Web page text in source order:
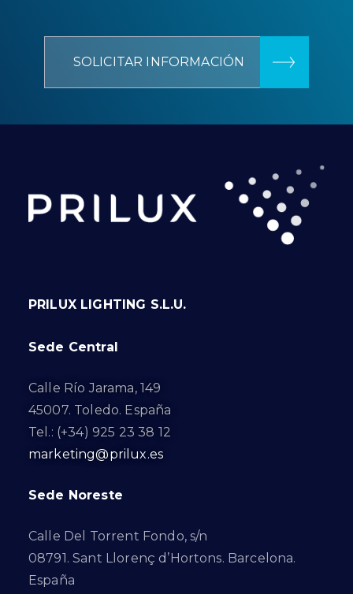
SOLICITAR INFORMACIÓN
PRILUX LIGHTING S.L.U.
Sede Central
Calle Río Jarama, 149
45007. Toledo. España
Tel.: (+34) 925 23 38 12
marketing@prilux.es
Sede Noreste
Calle Del Torrent Fondo, s/n
08791. Sant Llorenç d’Hortons. Barcelona.
España